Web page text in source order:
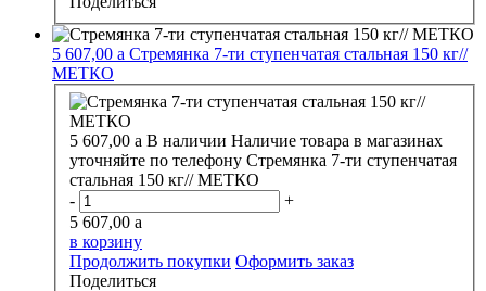
5 607,00 a Стремянка 7-ти ступенчатая стальная 150 кг//
МЕТКО
5 607,00 a В наличии Наличие товара в магазинах
уточняйте по телефону Стремянка 7-ти ступенчатая
стальная 150 кг// МЕТКО
-
+
5 607,00 a
в корзину
Продолжить покупки Оформить заказ
Поделиться